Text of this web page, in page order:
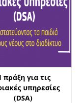
πράξη για τις
υπηρεσίες
(DSA)